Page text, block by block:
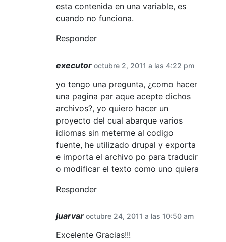
esta contenida en una variable, es
cuando no funciona.
Responder
executor octubre 2, 2011 a las 4:22 pm
yo tengo una pregunta, ¿como hacer
una pagina par aque acepte dichos
archivos?, yo quiero hacer un
proyecto del cual abarque varios
idiomas sin meterme al codigo
fuente, he utilizado drupal y exporta
e importa el archivo po para traducir
o modificar el texto como uno quiera
Responder
juarvar octubre 24, 2011 a las 10:50 am
Excelente Gracias!!!